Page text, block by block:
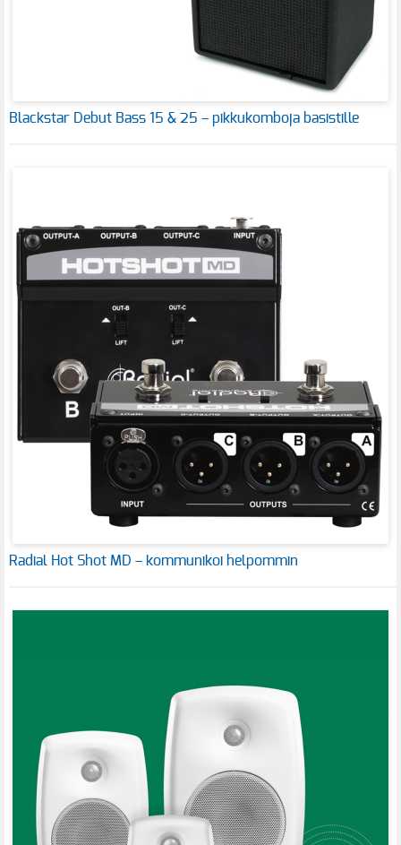
Blackstar Debut Bass 15 & 25 – pikkukomboja basistille
Radial Hot Shot MD – kommunikoi helpommin